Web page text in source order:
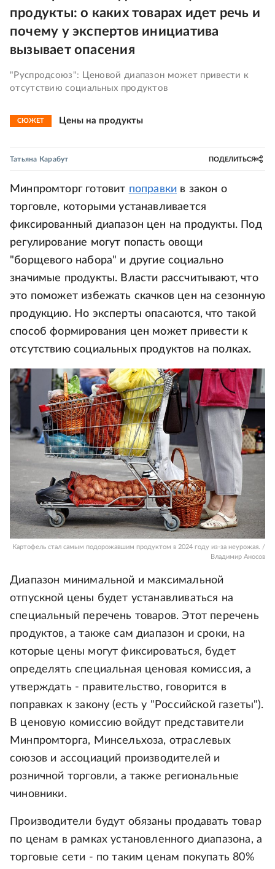
продукты: о каких товарах идет речь и
почему у экспертов инициатива
вызывает опасения
"Руспродсоюз": Ценовой диапазон может привести к
отсутствию социальных продуктов
СЮЖЕТ Цены на продукты
Татьяна Карабут ПОДЕЛИТЬСЯ
Минпромторг готовит поправки в закон о
торговле, которыми устанавливается
фиксированный диапазон цен на продукты. Под
регулирование могут попасть овощи
"борщевого набора" и другие социально
значимые продукты. Власти рассчитывают, что
это поможет избежать скачков цен на сезонную
продукцию. Но эксперты опасаются, что такой
способ формирования цен может привести к
отсутствию социальных продуктов на полках.
Картофель стал самым подорожавшим продуктом в 2024 году из-за неурожая. /
Владимир Аносов
Диапазон минимальной и максимальной
отпускной цены будет устанавливаться на
специальный перечень товаров. Этот перечень
продуктов, а также сам диапазон и сроки, на
которые цены могут фиксироваться, будет
определять специальная ценовая комиссия, а
утверждать - правительство, говорится в
поправках к закону (есть у "Российской газеты").
В ценовую комиссию войдут представители
Минпромторга, Минсельхоза, отраслевых
союзов и ассоциаций производителей и
розничной торговли, а также региональные
чиновники.
Производители будут обязаны продавать товар
по ценам в рамках установленного диапазона, а
торговые сети - по таким ценам покупать 80%